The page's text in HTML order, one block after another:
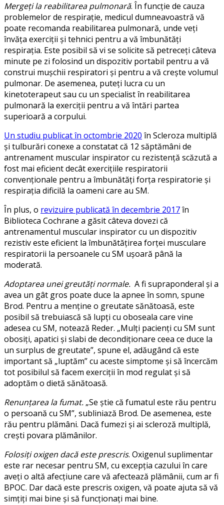
Mergeți la reabilitarea pulmonară. În funcție de cauza
problemelor de respirație, medicul dumneavoastră vă
poate recomanda reabilitarea pulmonară, unde veți
învăța exerciții și tehnici pentru a vă îmbunătăți
respirația. Este posibil să vi se solicite să petreceți câteva
minute pe zi folosind un dispozitiv portabil pentru a vă
construi mușchii respiratori și pentru a vă crește volumul
pulmonar. De asemenea, puteți lucra cu un
kinetoterapeut sau cu un specialist în reabilitarea
pulmonară la exerciții pentru a vă întări partea
superioară a corpului.
Un studiu publicat în octombrie 2020 în Scleroza multiplă
și tulburări conexe a constatat că 12 săptămâni de
antrenament muscular inspirator cu rezistență scăzută a
fost mai eficient decât exercițiile respiratorii
convenționale pentru a îmbunătăți forța respiratorie și
respirația dificilă la oameni care au SM.
În plus, o revizuire publicată în decembrie 2017în
Biblioteca Cochrane a găsit câteva dovezi că
antrenamentul muscular inspirator cu un dispozitiv
rezistiv este eficient la îmbunătățirea forței musculare
respiratorii la persoanele cu SM ușoară până la
moderată.
Adoptarea unei greutăți normale. A fi supraponderal și a
avea un gât gros poate duce la apnee în somn, spune
Brod. Pentru a menține o greutate sănătoasă, este
posibil să trebuiască să lupți cu oboseala care vine
adesea cu SM, notează Reder. „Mulți pacienți cu SM sunt
obosiți, apatici și slabi de decondiționare ceea ce duce la
un surplus de greutate”, spune el, adăugând că este
important să „luptăm” cu aceste simptome și să încercăm
tot posibilul să facem exerciții în mod regulat și să
adoptăm o dietă sănătoasă.
Renunțarea la fumat. „Se știe că fumatul este rău pentru
o persoană cu SM”, subliniază Brod. De asemenea, este
rău pentru plămâni. Dacă fumezi și ai scleroză multiplă,
crești povara plămânilor.
Folosiți oxigen dacă este prescris. Oxigenul suplimentar
este rar necesar pentru SM, cu excepția cazului în care
aveți o altă afecțiune care vă afectează plămânii, cum ar fi
BPOC. Dar dacă este prescris oxigen, vă poate ajuta să vă
simțiți mai bine și să funcționați mai bine.